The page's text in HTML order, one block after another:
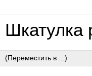
Шкатулка